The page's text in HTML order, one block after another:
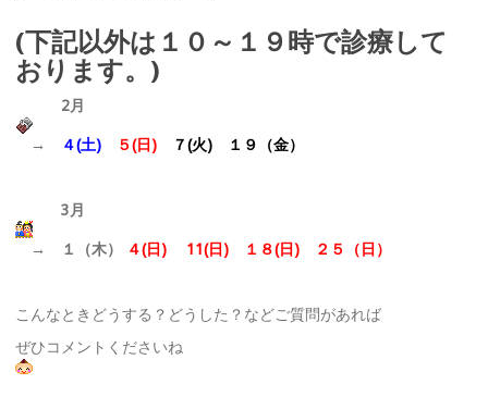
(下記以外は１０～１９時で診療して
おります。)
2月
→ ４(土) ５(日) ７(火) １９（金）
3月
→ １（木） ４(日) 11(日) １８(日) ２５（日）
こんなときどうする？どうした？などご質問があれば
ぜひコメントくださいね